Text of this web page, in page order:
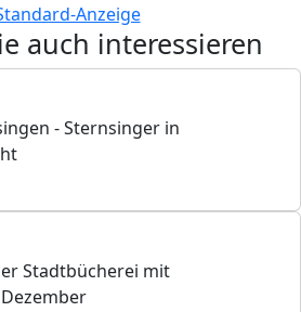
auch interessieren
- Sternsinger in
Stadtbücherei mit